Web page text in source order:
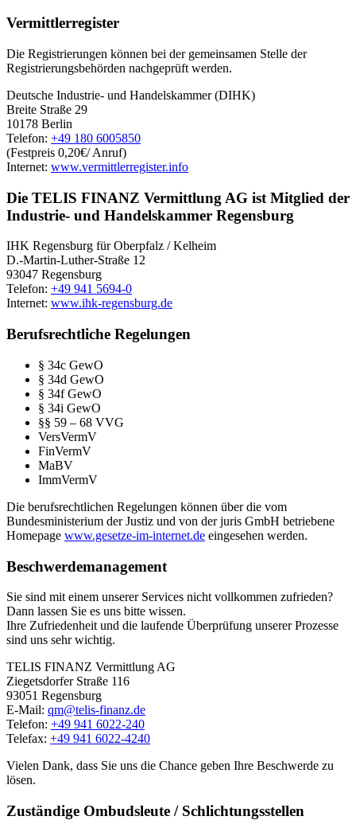
Vermittlerregister
Die Registrierungen können bei der gemeinsamen Stelle der
Registrierungsbehörden nachgeprüft werden.
Deutsche Industrie- und Handelskammer (DIHK)
Breite Straße 29
10178 Berlin
Telefon: +49 180 6005850
(Festpreis 0,20€/ Anruf)
Internet: www.vermittlerregister.info
Die TELIS FINANZ Vermittlung AG ist Mitglied der
Industrie- und Handelskammer Regensburg
IHK Regensburg für Oberpfalz / Kelheim
D.-Martin-Luther-Straße 12
93047 Regensburg
Telefon: +49 941 5694-0
Internet: www.ihk-regensburg.de
Berufsrechtliche Regelungen
§ 34c GewO
§ 34d GewO
§ 34f GewO
§ 34i GewO
§§ 59 – 68 VVG
VersVermV
FinVermV
MaBV
ImmVermV
Die berufsrechtlichen Regelungen können über die vom
Bundesministerium der Justiz und von der juris GmbH betriebene
Homepage www.gesetze-im-internet.de eingesehen werden.
Beschwerdemanagement
Sie sind mit einem unserer Services nicht vollkommen zufrieden?
Dann lassen Sie es uns bitte wissen.
Ihre Zufriedenheit und die laufende Überprüfung unserer Prozesse
sind uns sehr wichtig.
TELIS FINANZ Vermittlung AG
Ziegetsdorfer Straße 116
93051 Regensburg
E-Mail: qm@telis-finanz.de
Telefon: +49 941 6022-240
Telefax: +49 941 6022-4240
Vielen Dank, dass Sie uns die Chance geben Ihre Beschwerde zu
lösen.
Zuständige Ombudsleute / Schlichtungsstellen